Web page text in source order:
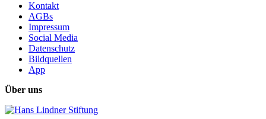
Kontakt
AGBs
Impressum
Social Media
Datenschutz
Bildquellen
App
Über uns